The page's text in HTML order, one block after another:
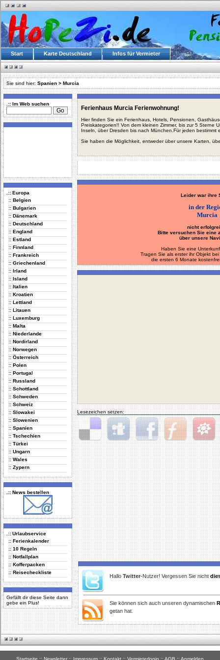
Start Karte Deutschland Infos für Vermieter
Sie sind hier: Spanien > Murcia
.:: Im Web suchen
.:: Europa
:: Belgien
:: Bulgarien
:: Dänemark
:: Deutschland
:: England
:: Estland
:: Finnland
:: Frankreich
:: Griechenland
:: Irland
:: Island
:: Italien
:: Kroatien
:: Lettland
:: Litauen
:: Luxemburg
:: Malta
:: Niederlande
:: Nordirland
:: Norwegen
:: Österreich
:: Polen
:: Portugal
:: Russland
:: Schottland
:: Schweden
:: Schweiz
:: Slowakei
:: Slowenien
:: Spanien
:: Tschechien
:: Türkei
:: Ungarn
:: Wales
:: Zypern
.:: News bestellen
.:: Urlaubservice
:: Ferienkalender
:: 10 Regeln
:: Notfallplan
:: Kofferpacken
:: Reisecheckliste
Gefällt dir diese Seite dann
gebe ein Plus!
Ferienhaus Murcia Ferienwohnung!
Hier finden Sie ein Ferienhaus, Hotels, Pensionen,
Preiskategorien!! Von dem kleinen Zimmer, bis zur 5 Sterne
Inseln, über Dresden bis nach München.Für jeden bestimmt
Sie haben die Möglichkeit, entweder über unsere Karten,
Leider war ihre
in der
Murcia
nicht
Bitte versuchen Sie eine
über unsere
Haben Sie eine
Tragen Sie als erster ihr Objekt
die ersten 6 Monate
Lesezeichen setzen:
Delicious Digg Facebook Furl StudiVZ
Hallo Twitter-Nutzer! Vergessen Sie nicht
Sie können sich auch unseren dynamischen
getan hat.
Startseite :: Newsletter :: Impressum :: Kontakt :: Vermieterlogin :: AGB :: Anmelden